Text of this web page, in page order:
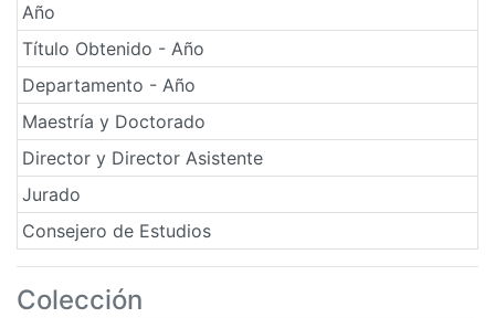
Año
Título Obtenido - Año
Departamento - Año
Maestría y Doctorado
Director y Director Asistente
Jurado
Consejero de Estudios
Colección